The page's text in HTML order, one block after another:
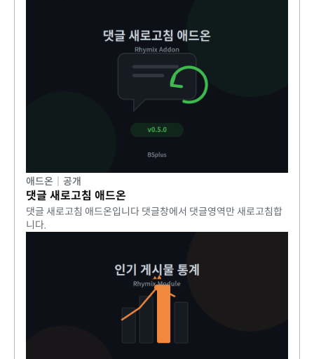
애드온 공개
댓글 새로고침 애드온
댓글 새로고침 애드온입니다 댓글창에서 댓글영역만 새로고침합
니다.